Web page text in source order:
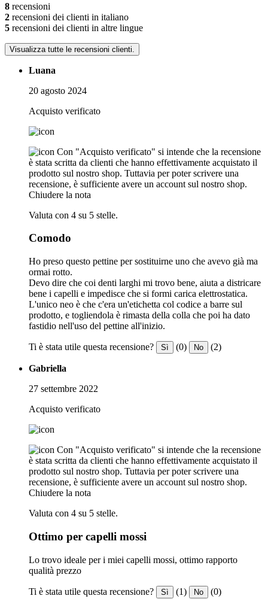
8 recensioni
2 recensioni dei clienti in italiano
5 recensioni dei clienti in altre lingue
Visualizza tutte le recensioni clienti.
Luana
20 agosto 2024
Acquisto verificato
Con "Acquisto verificato" si intende che la recensione
è stata scritta da clienti che hanno effettivamente acquistato il
prodotto sul nostro shop. Tuttavia per poter scrivere una
recensione, è sufficiente avere un account sul nostro shop.
Chiudere la nota
Valuta con 4 su 5 stelle.
Comodo
Ho preso questo pettine per sostituirne uno che avevo già ma
ormai rotto.
Devo dire che coi denti larghi mi trovo bene, aiuta a districare
bene i capelli e impedisce che si formi carica elettrostatica.
L'unico neo è che c'era un'etichetta col codice a barre sul
prodotto, e togliendola è rimasta della colla che poi ha dato
fastidio nell'uso del pettine all'inizio.
Ti è stata utile questa recensione? Sì (0) No (2)
Gabriella
27 settembre 2022
Acquisto verificato
Con "Acquisto verificato" si intende che la recensione
è stata scritta da clienti che hanno effettivamente acquistato il
prodotto sul nostro shop. Tuttavia per poter scrivere una
recensione, è sufficiente avere un account sul nostro shop.
Chiudere la nota
Valuta con 4 su 5 stelle.
Ottimo per capelli mossi
Lo trovo ideale per i miei capelli mossi, ottimo rapporto
qualità prezzo
Ti è stata utile questa recensione? Sì (1) No (0)